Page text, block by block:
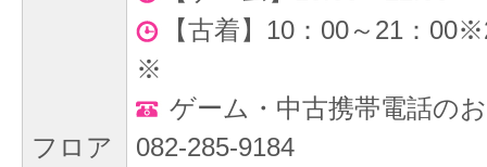
フロア
【古着】10：00～21：
※
ゲーム・中古携帯電話の
082-285-9184